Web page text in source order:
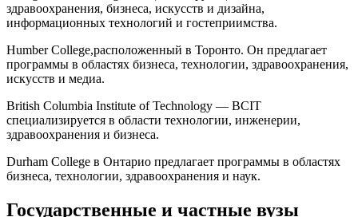
здравоохранения, бизнеса, искусств и дизайна,
информационных технологий и гостеприимства.
Humber College,расположенный в Торонто. Он предлагает
программы в областях бизнеса, технологии, здравоохранения,
искусств и медиа.
British Columbia Institute of Technology — BCIT
специализируется в области технологии, инженерии,
здравоохранения и бизнеса.
Durham College в Онтарио предлагает программы в областях
бизнеса, технологии, здравоохранения и наук.
Государственные и частные вузы